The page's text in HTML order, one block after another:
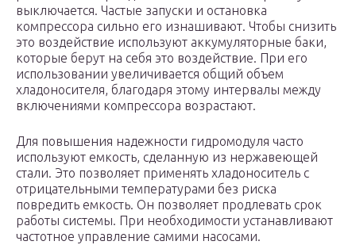
выключается. Частые запуски и остановка
компрессора сильно его изнашивают. Чтобы снизить
это воздействие используют аккумуляторные баки,
которые берут на себя это воздействие. При его
использовании увеличивается общий объем
хладоносителя, благодаря этому интервалы между
включениями компрессора возрастают.
Для повышения надежности гидромодуля часто
используют емкость, сделанную из нержавеющей
стали. Это позволяет применять хладоноситель с
отрицательными температурами без риска
повредить емкость. Он позволяет продлевать срок
работы системы. При необходимости устанавливают
частотное управление самими насосами.